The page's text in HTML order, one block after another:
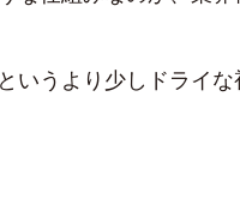
いうより少しドライな